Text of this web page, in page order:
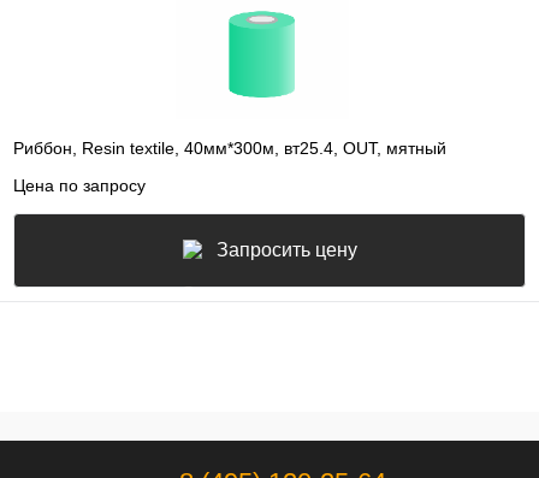
Риббон, Resin textile, 40мм*300м, вт25.4, OUT, мятный
Цена по запросу
Запросить цену